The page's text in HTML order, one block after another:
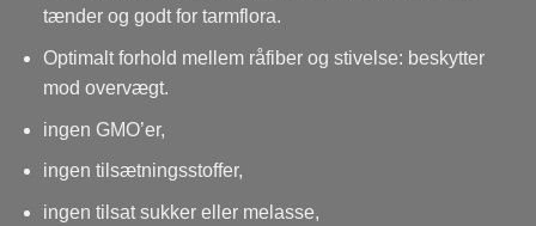
tænder og godt for tarmflora.
Optimalt forhold mellem råfiber og stivelse: beskytter
mod overvægt.
ingen GMO’er,
ingen tilsætningsstoffer,
ingen tilsat sukker eller melasse,